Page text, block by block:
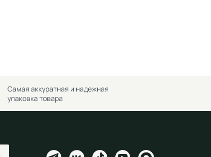
Самая аккуратная и надежная
упаковка товара